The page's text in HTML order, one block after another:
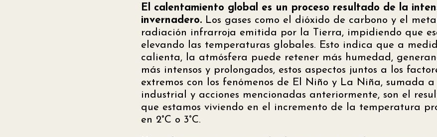
El calentamiento global es un proceso resultado de la
invernadero. Los gases como el dióxido de carbono y el
radiación infrarroja emitida por la Tierra, impidiendo que
elevando las temperaturas globales. Esto indica que a
calienta, la atmósfera puede retener más humedad,
más intensos y prolongados, estos aspectos juntos a los
extremos con los fenómenos de El Niño y La Niña, sumada
industrial y acciones mencionadas anteriormente, son el
que estamos viviendo en el incremento de la temperatura
en 2°C o 3°C.